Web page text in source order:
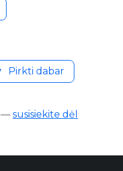
Pirkti dabar
— susisiekite dėl